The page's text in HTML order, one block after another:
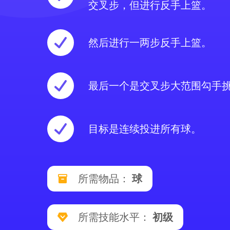
交叉步，但进行反手上篮。
然后进行一两步反手上篮。
最后一个是交叉步大范围勾手
目标是连续投进所有球。
所需物品： 球
所需技能水平： 初级